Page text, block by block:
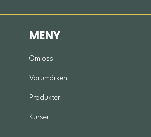
MENY
Om oss
Varumärken
Produkter
Kurser